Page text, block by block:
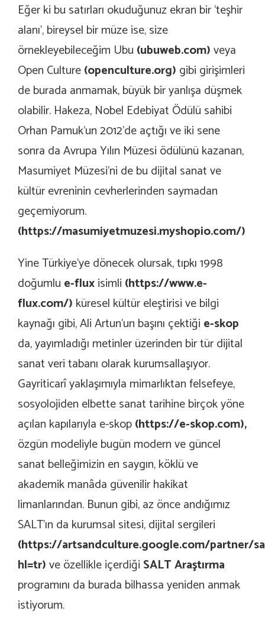
Eğer ki bu satırları okuduğunuz ekran bir ‘teşhir
alanı’, bireysel bir müze ise, size
örnekleyebileceğim Ubu (ubuweb.com)veya
Open Culture(openculture.org) gibi girişimleri
de burada anmamak, büyük bir yanlışa düşmek
olabilir. Hakeza, Nobel Edebiyat Ödülü sahibi
Orhan Pamuk’un 2012’de açtığı ve iki sene
sonra da Avrupa Yılın Müzesi ödülünü kazanan,
Masumiyet Müzesi’ni de bu dijital sanat ve
kültür evreninin cevherlerinden saymadan
geçemiyorum.
(https://masumiyetmuzesi.myshopio.com/)
Yine Türkiye’ye dönecek olursak, tıpkı 1998
doğumlu e-fluxisimli (https://www.e-
flux.com/) küresel kültür eleştirisi ve bilgi
kaynağı gibi, Ali Artun’un başını çektiği e-skop
da, yayımladığı metinler üzerinden bir tür dijital
sanat veri tabanı olarak kurumsallaşıyor.
Gayriticarî yaklaşımıyla mimarlıktan felsefeye,
sosyolojiden elbette sanat tarihine birçok yöne
açılan kapılarıyla e-skop(https://e-skop.com),
özgün modeliyle bugün modern ve güncel
sanat belleğimizin en saygın, köklü ve
akademik manâda güvenilir hakikat
limanlarından. Bunun gibi, az önce andığımız
SALT’ın da kurumsal sitesi, dijital sergileri
(https://artsandculture.google.com/partner/
hl=tr)ve özellikle içerdiği SALT Araştırma
programını da burada bilhassa yeniden anmak
istiyorum.